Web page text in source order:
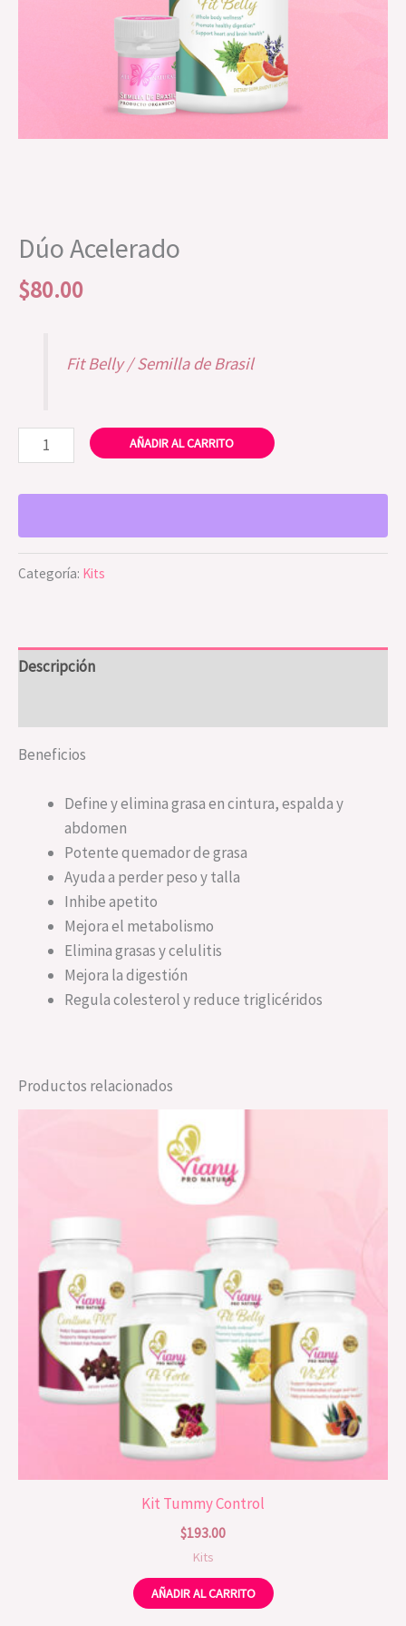
Dúo Acelerado
$80.00
Fit Belly / Semilla de Brasil
AÑADIR AL CARRITO
Categoría: Kits
Descripción
Beneficios
Define y elimina grasa en cintura, espalda y
abdomen
Potente quemador de grasa
Ayuda a perder peso y talla
Inhibe apetito
Mejora el metabolismo
Elimina grasas y celulitis
Mejora la digestión
Regula colesterol y reduce triglicéridos
Productos relacionados
Kit Tummy Control
$193.00
Kits
AÑADIR AL CARRITO